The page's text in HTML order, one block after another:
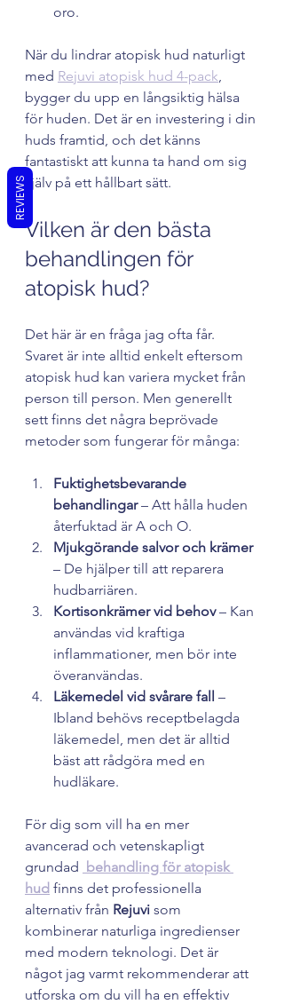
oro.
När du lindrar atopisk hud naturligt
med Rejuvi atopisk hud 4-pack
bygger du upp en långsiktig hälsa
för huden. Det är en investering i din
huds framtid, och det känns
fantastiskt att kunna ta hand om sig
själv på ett hållbart sätt.
Vilken är den bästa
behandlingen för
atopisk hud?
Det här är en fråga jag ofta får.
Svaret är inte alltid enkelt eftersom
atopisk hud kan variera mycket från
person till person. Men generellt
sett finns det några beprövade
metoder som fungerar för många:
Fuktighetsbevarande
behandlingar – Att hålla huden
återfuktad är A och O.
Mjukgörande salvor och krämer
– De hjälper till att reparera
hudbarriären.
Kortisonkrämer vid behov – Kan
användas vid kraftiga
inflammationer, men bör inte
överanvändas.
Läkemedel vid svårare fall –
Ibland behövs receptbelagda
läkemedel, men det är alltid
bäst att rådgöra med en
hudläkare.
För dig som vill ha en mer
avancerad och vetenskapligt
grundad behandling för atopisk
hud finns det professionella
alternativ från Rejuvi som
kombinerar naturliga ingredienser
med modern teknologi. Det är
något jag varmt rekommenderar att
utforska om du vill ha en effektiv
REVIEWS